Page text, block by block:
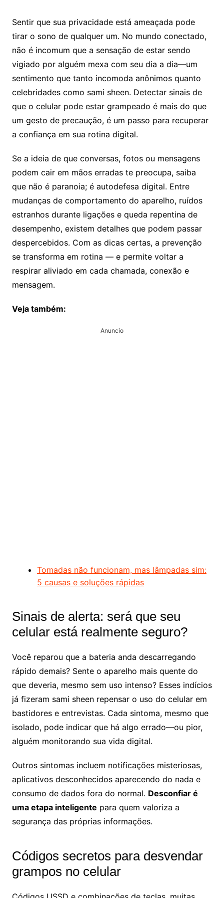
Sentir que sua privacidade está ameaçada pode
tirar o sono de qualquer um. No mundo conectado,
não é incomum que a sensação de estar sendo
vigiado por alguém mexa com seu dia a dia—um
sentimento que tanto incomoda anônimos quanto
celebridades como sami sheen. Detectar sinais de
que o celular pode estar grampeado é mais do que
um gesto de precaução, é um passo para recuperar
a confiança em sua rotina digital.
Se a ideia de que conversas, fotos ou mensagens
podem cair em mãos erradas te preocupa, saiba
que não é paranoia; é autodefesa digital. Entre
mudanças de comportamento do aparelho, ruídos
estranhos durante ligações e queda repentina de
desempenho, existem detalhes que podem passar
despercebidos. Com as dicas certas, a prevenção
se transforma em rotina — e permite voltar a
respirar aliviado em cada chamada, conexão e
mensagem.
Veja também:
Anuncio
Tomadas não funcionam, mas lâmpadas sim:
5 causas e soluções rápidas
Sinais de alerta: será que seu
celular está realmente seguro?
Você reparou que a bateria anda descarregando
rápido demais? Sente o aparelho mais quente do
que deveria, mesmo sem uso intenso? Esses indícios
já fizeram sami sheen repensar o uso do celular em
bastidores e entrevistas. Cada sintoma, mesmo que
isolado, pode indicar que há algo errado—ou pior,
alguém monitorando sua vida digital.
Outros sintomas incluem notificações misteriosas,
aplicativos desconhecidos aparecendo do nada e
consumo de dados fora do normal. Desconfiar é
uma etapa inteligente para quem valoriza a
segurança das próprias informações.
Códigos secretos para desvendar
grampos no celular